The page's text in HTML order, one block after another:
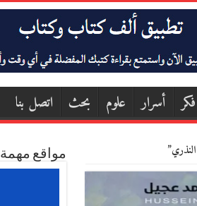
فكر أسرار علوم بحث اتصل بنا
مواقع مهمة